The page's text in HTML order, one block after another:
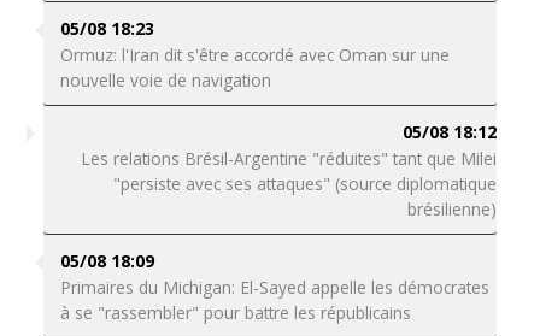
05/08 18:23
Ormuz: l'Iran dit s'être accordé avec Oman sur une
nouvelle voie de navigation
05/08 18:12
Les relations Brésil-Argentine "réduites" tant que Milei
"persiste avec ses attaques" (source diplomatique
brésilienne)
05/08 18:09
Primaires du Michigan: El-Sayed appelle les démocrates
à se "rassembler" pour battre les républicains